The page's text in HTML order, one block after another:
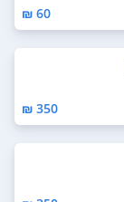
60 ₪
350 ₪